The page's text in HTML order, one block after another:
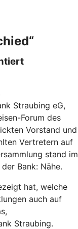
Straubing eG,
Forum des
Vorstand und
Vertretern auf
stand im
Bank: Nähe.
hat, welche
auch auf
Straubing.